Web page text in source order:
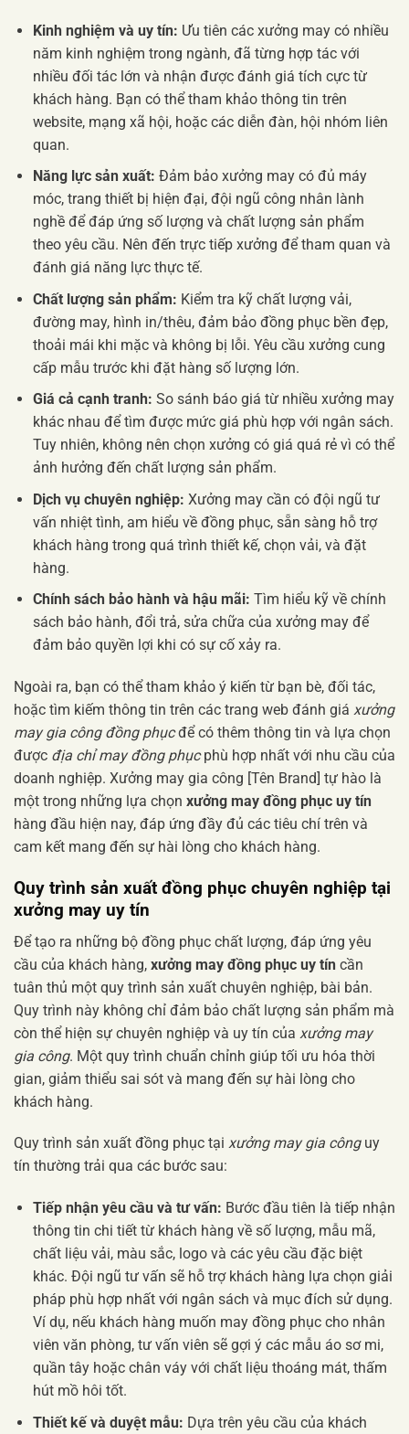
Kinh nghiệm và uy tín: Ưu tiên các xưởng may có nhiều
năm kinh nghiệm trong ngành, đã từng hợp tác với
nhiều đối tác lớn và nhận được đánh giá tích cực từ
khách hàng. Bạn có thể tham khảo thông tin trên
website, mạng xã hội, hoặc các diễn đàn, hội nhóm liên
quan.
Năng lực sản xuất: Đảm bảo xưởng may có đủ máy
móc, trang thiết bị hiện đại, đội ngũ công nhân lành
nghề để đáp ứng số lượng và chất lượng sản phẩm
theo yêu cầu. Nên đến trực tiếp xưởng để tham quan và
đánh giá năng lực thực tế.
Chất lượng sản phẩm: Kiểm tra kỹ chất lượng vải,
đường may, hình in/thêu, đảm bảo đồng phục bền đẹp,
thoải mái khi mặc và không bị lỗi. Yêu cầu xưởng cung
cấp mẫu trước khi đặt hàng số lượng lớn.
Giá cả cạnh tranh: So sánh báo giá từ nhiều xưởng may
khác nhau để tìm được mức giá phù hợp với ngân sách.
Tuy nhiên, không nên chọn xưởng có giá quá rẻ vì có thể
ảnh hưởng đến chất lượng sản phẩm.
Dịch vụ chuyên nghiệp: Xưởng may cần có đội ngũ tư
vấn nhiệt tình, am hiểu về đồng phục, sẵn sàng hỗ trợ
khách hàng trong quá trình thiết kế, chọn vải, và đặt
hàng.
Chính sách bảo hành và hậu mãi: Tìm hiểu kỹ về chính
sách bảo hành, đổi trả, sửa chữa của xưởng may để
đảm bảo quyền lợi khi có sự cố xảy ra.
Ngoài ra, bạn có thể tham khảo ý kiến từ bạn bè, đối tác,
hoặc tìm kiếm thông tin trên các trang web đánh giá xưởng
may gia công đồng phụcđể có thêm thông tin và lựa chọn
được địa chỉ may đồng phụcphù hợp nhất với nhu cầu của
doanh nghiệp. Xưởng may gia công [Tên Brand] tự hào là
một trong những lựa chọn xưởng may đồng phục uy tín
hàng đầu hiện nay, đáp ứng đầy đủ các tiêu chí trên và
cam kết mang đến sự hài lòng cho khách hàng.
Quy trình sản xuất đồng phục chuyên nghiệp tại
xưởng may uy tín
Để tạo ra những bộ đồng phục chất lượng, đáp ứng yêu
cầu của khách hàng, xưởng may đồng phục uy tín cần
tuân thủ một quy trình sản xuất chuyên nghiệp, bài bản.
Quy trình này không chỉ đảm bảo chất lượng sản phẩm mà
còn thể hiện sự chuyên nghiệp và uy tín của xưởng may
gia công. Một quy trình chuẩn chỉnh giúp tối ưu hóa thời
gian, giảm thiểu sai sót và mang đến sự hài lòng cho
khách hàng.
Quy trình sản xuất đồng phục tại xưởng may gia cônguy
tín thường trải qua các bước sau:
Tiếp nhận yêu cầu và tư vấn: Bước đầu tiên là tiếp nhận
thông tin chi tiết từ khách hàng về số lượng, mẫu mã,
chất liệu vải, màu sắc, logo và các yêu cầu đặc biệt
khác. Đội ngũ tư vấn sẽ hỗ trợ khách hàng lựa chọn giải
pháp phù hợp nhất với ngân sách và mục đích sử dụng.
Ví dụ, nếu khách hàng muốn may đồng phục cho nhân
viên văn phòng, tư vấn viên sẽ gợi ý các mẫu áo sơ mi,
quần tây hoặc chân váy với chất liệu thoáng mát, thấm
hút mồ hôi tốt.
Thiết kế và duyệt mẫu: Dựa trên yêu cầu của khách